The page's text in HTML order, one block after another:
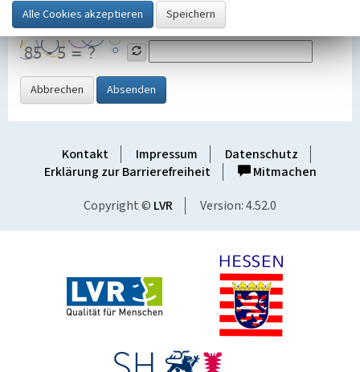
SicherheitsabfrageTragen Sie unten das Rechenergebnis aus der
Grafik ein
Abbrechen Absenden
Kontakt Impressum
Datenschutz
Erklärung zur Barrierefreiheit
Mitmachen
Copyright © LVR Version: 4.52.0